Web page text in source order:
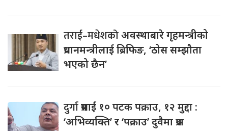
तराई–मधेशकोअवस्थाबारे गृहमन्त्रीको
प्रधानमन्त्रीलाई ब्रिफिङ, ‘ठोस सम्झौता
भएको छैन’
दुर्गाप्रसाईं १० पटक पक्राउ, १२ मुद्दा :
‘अभिव्यक्ति’ र ‘पक्राउ’ दुवैमा प्रश्न